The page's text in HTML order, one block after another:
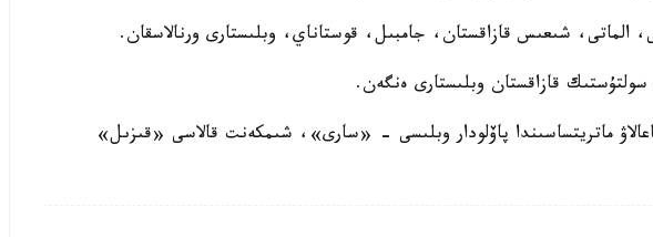
الماتى، شىعىس قازاقستان، جامبىل، قوستاناي، وبلىستارى ورنالاسقان.
قازاقستان وبلىستارى ەنگەن.
-ساۋىردەگى باعالاۋ ماتريتساسىندا پاۆلودار وبلىسى - «سارى»، شىمكەنت قالاسى «قىزىل»